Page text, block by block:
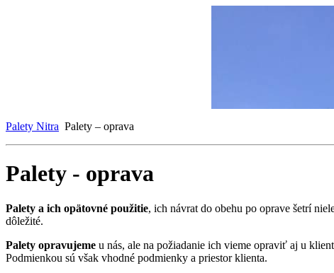
Palety Nitra Palety – oprava
Palety - oprava
Palety a ich opätovné použitie, ich návrat do obehu po oprave šetrí
dôležité.
Palety opravujeme u nás, ale na požiadanie ich vieme opraviť aj u
Podmienkou sú však vhodné podmienky a priestor klienta.